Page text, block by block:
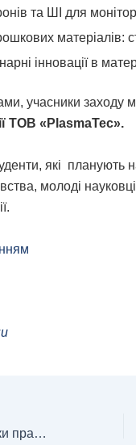
та ШІ для
матеріалів:
інновації в
учасники заходу
ТОВ « PlasmaTec».
які
молоді
Новим головою Профспілки працівників НАН України обрано Миколу Гудкова